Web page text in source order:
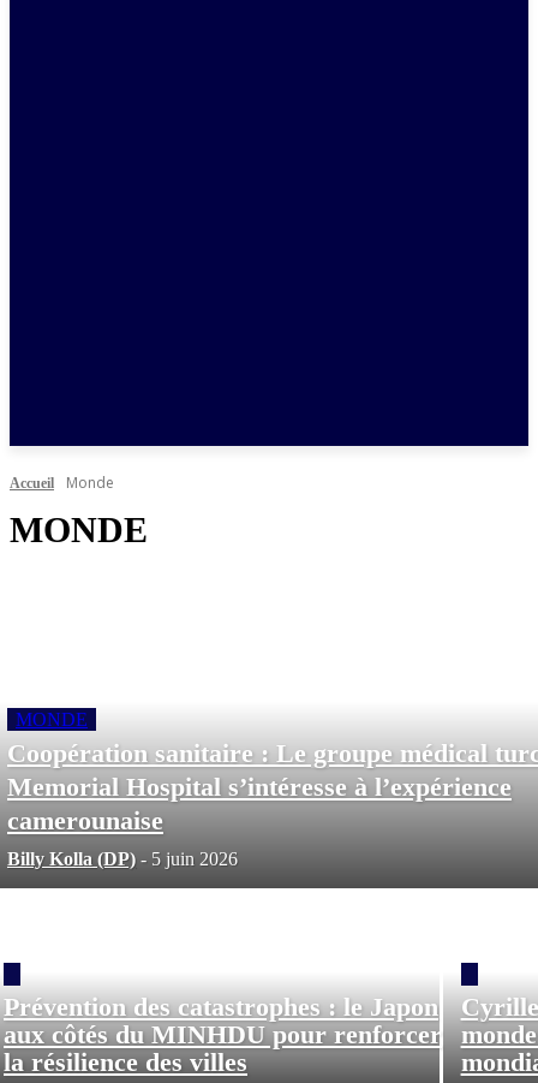
Accueil Monde
MONDE
MONDE
Coopération sanitaire : Le groupe médical
Memorial Hospital s’intéresse à l’expérience
camerounaise
Billy Kolla (DP) - 5 juin 2026
Prévention des catastrophes : le Japon
aux côtés du MINHDU pour renforcer
la résilience des villes